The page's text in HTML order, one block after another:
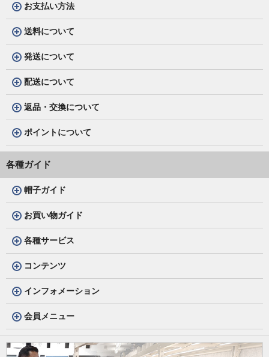
お支払い方法
送料について
発送について
配送について
返品・交換について
ポイントについて
各種ガイド
帽子ガイド
お買い物ガイド
各種サービス
コンテンツ
インフォメーション
会員メニュー